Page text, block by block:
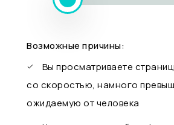
Возможные причины:
Вы просматриваете
со скоростью, намного
ожидаемую от человека